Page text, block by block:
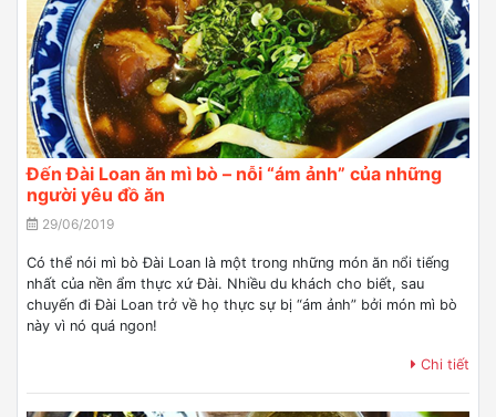
Đến Đài Loan ăn mì bò – nỗi “ám ảnh” của những
người yêu đồ ăn
29/06/2019
Có thể nói mì bò Đài Loan là một trong những món ăn nổi tiếng
nhất của nền ẩm thực xứ Đài. Nhiều du khách cho biết, sau
chuyến đi Đài Loan trở về họ thực sự bị “ám ảnh” bởi món mì bò
này vì nó quá ngon!
Chi tiết